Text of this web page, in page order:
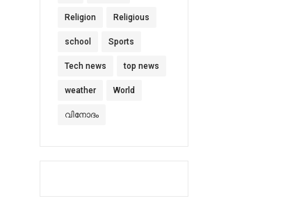
Religion Religious
school Sports
Tech news top news
weather World
വിനോദം